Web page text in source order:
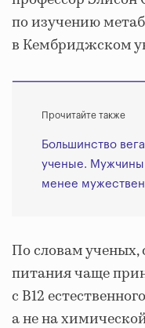
по изучению
в Кембриджском
Прочитайте также
Большинство
ученые. Мужчины
менее
По словам ученых,
питания чаще
с B12
а не на